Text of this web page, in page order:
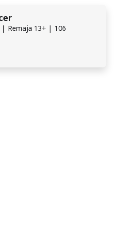
| Remaja 13+ | 106